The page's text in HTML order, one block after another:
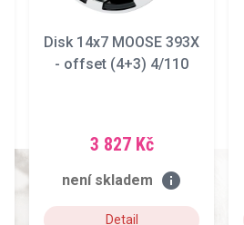
Disk 14x7 MOOSE 393X
- offset (4+3) 4/110
3 827 Kč
není skladem info
Detail